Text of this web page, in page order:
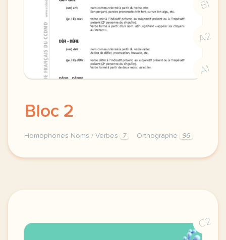
B1
A2
A1
Bloc 2
Homophones Noms / Verbes 7 Orthographe 96
homophones noms verbes homophones bloc 2
C2